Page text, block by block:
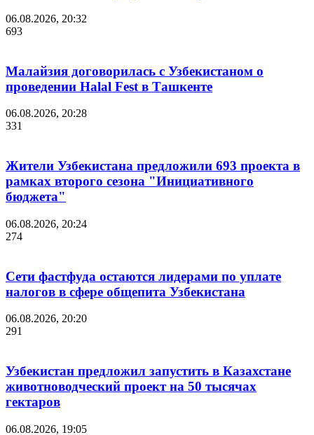
06.08.2026, 20:32
693
Малайзия договорилась с Узбекистаном о
проведении Halal Fest в Ташкенте
06.08.2026, 20:28
331
Жители Узбекистана предложили 693 проекта в
рамках второго сезона "Инициативного
бюджета"
06.08.2026, 20:24
274
Сети фастфуда остаются лидерами по уплате
налогов в сфере общепита Узбекистана
06.08.2026, 20:20
291
Узбекистан предложил запустить в Казахстане
животноводческий проект на 50 тысячах
гектаров
06.08.2026, 19:05